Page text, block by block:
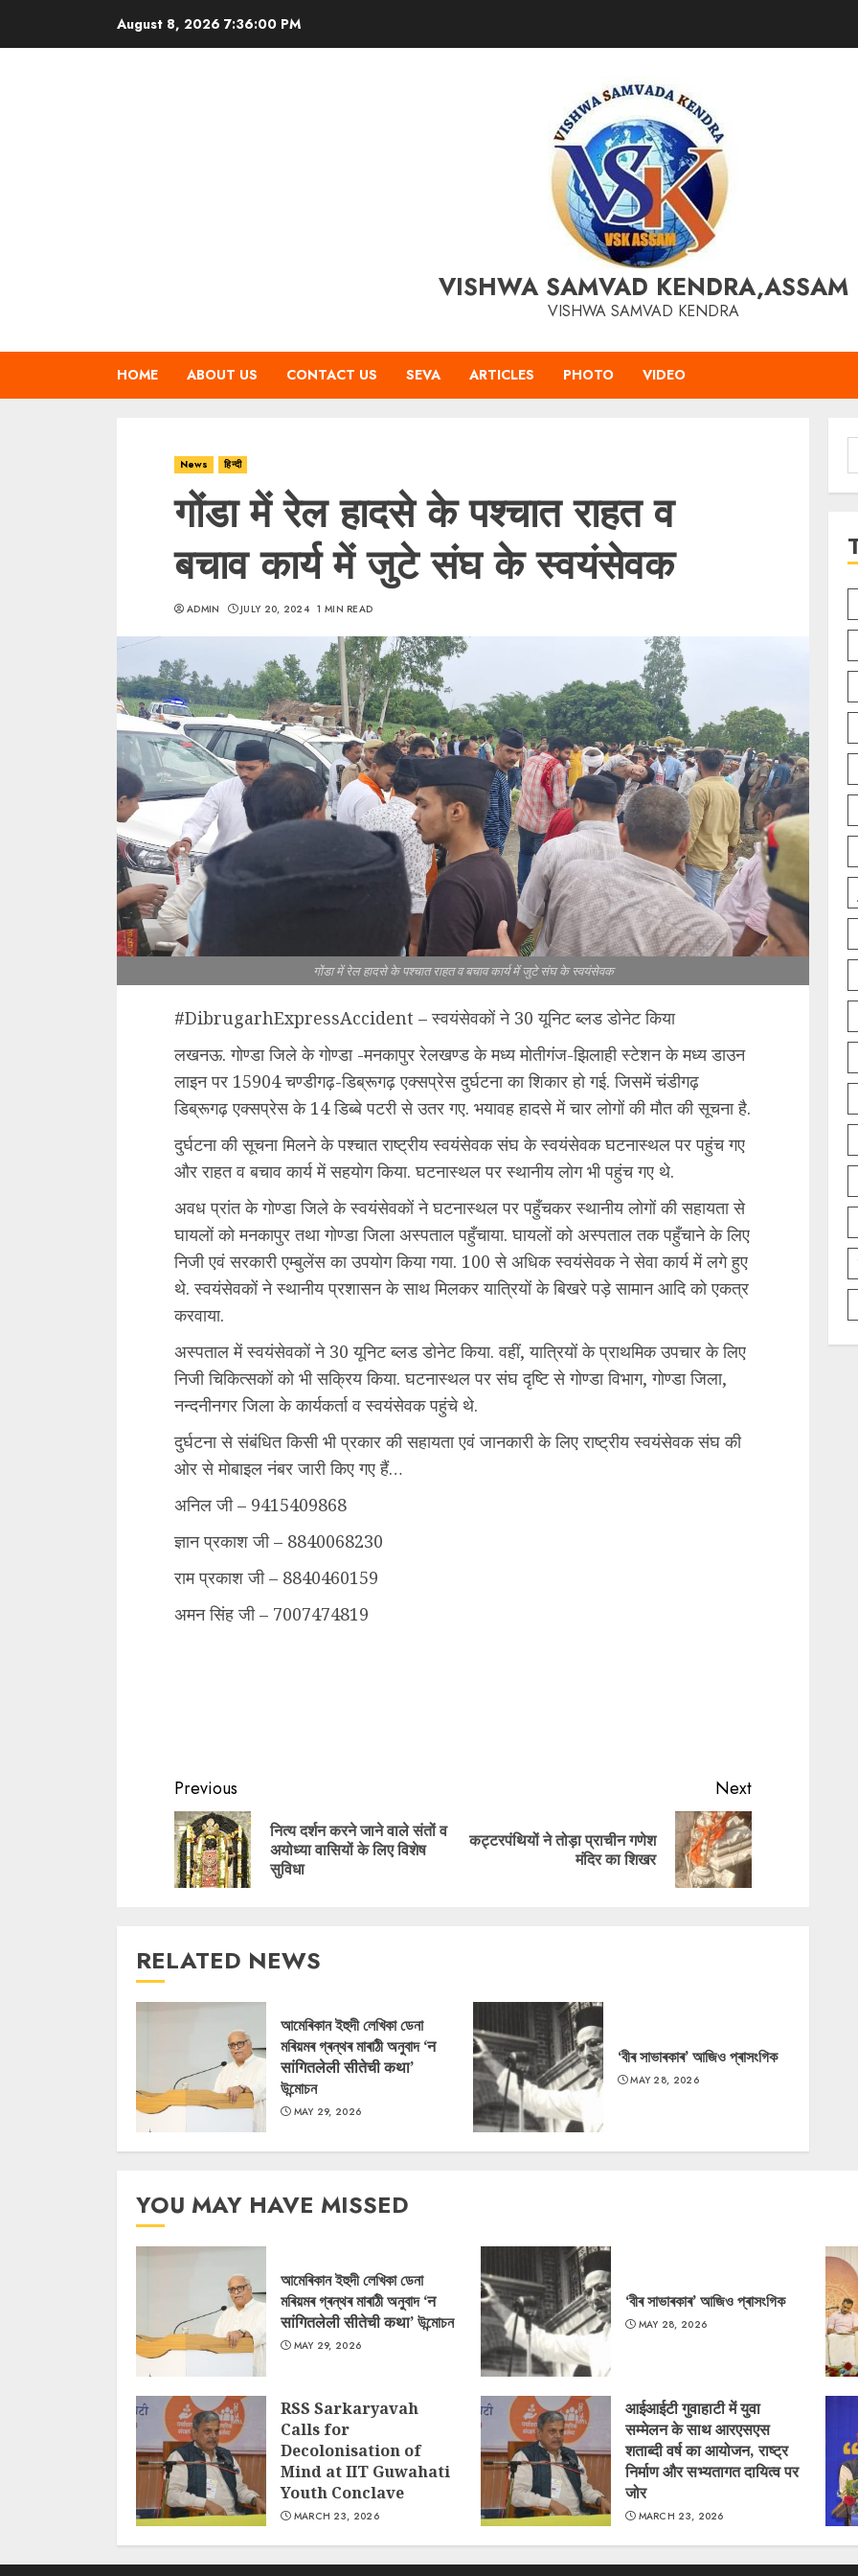
August 8, 2026 7:36:00 PM
VISHWA SAMVAD KENDRA,ASSAM
VISHWA SAMVAD KENDRA
HOME ABOUT US CONTACT US SEVA ARTICLES PHOTO VIDEO
News हिन्दी
गोंडा में रेल हादसे के पश्चात राहत व
बचाव कार्य में जुटे संघ के स्वयंसेवक
ADMIN JULY 20, 2024 1 MIN READ
गोंडा में रेल हादसे के पश्चात राहत व बचाव कार्य में जुटे संघ के स्वयंसेवक
#DibrugarhExpressAccident – स्‍वयंसेवकों ने 30 यूनिट ब्लड डोनेट किया
लखनऊ. गोण्डा जिले के गोण्डा -मनकापुर रेलखण्ड के मध्‍य मोतीगंज-झिलाही स्टेशन के मध्य डाउन
लाइन पर 15904 चण्डीगढ़-डिब्रूगढ़ एक्सप्रेस दुर्घटना का शिकार हो गई. जिसमें चंडीगढ़
डिब्रूगढ़ एक्सप्रेस के 14 डिब्बे पटरी से उतर गए. भयावह हादसे में चार लोगों की मौत की सूचना है.
दुर्घटना की सूचना मिलने के पश्चात राष्ट्रीय स्वयंसेवक संघ के स्वयंसेवक घटनास्थल पर पहुंच गए
और राहत व बचाव कार्य में सहयोग किया. घटनास्थल पर स्थानीय लोग भी पहुंच गए थे.
अवध प्रांत के गोण्डा जिले के स्वयंसेवकों ने घटनास्थल पर पहुँचकर स्थानीय लोगों की सहायता से
घायलों को मनकापुर तथा गोण्डा जिला अस्पताल पहुँचाया. घायलों को अस्‍पताल तक पहुँचाने के लिए
निजी एवं सरकारी एम्‍बुलेंस का उपयोग किया गया. 100 से अधिक स्वयंसेवक ने सेवा कार्य में लगे हुए
थे. स्वयंसेवकों ने स्थानीय प्रशासन के साथ मिलकर यात्रियों के बिखरे पड़े सामान आदि को एकत्र
करवाया.
अस्पताल में स्वयंसेवकों ने 30 यूनिट ब्लड डोनेट किया. वहीं, यात्रियों के प्राथमिक उपचार के लिए
निजी चिकित्‍सकों को भी सक्रिय किया. घटनास्थल पर संघ दृष्टि से गोण्डा विभाग, गोण्डा जिला,
नन्दनीनगर जिला के कार्यकर्ता व स्वयंसेवक पहुंचे थे.
दुर्घटना से संबंधित किसी भी प्रकार की सहायता एवं जानकारी के लिए राष्ट्रीय स्वयंसेवक संघ की
ओर से मोबाइल नंबर जारी किए गए हैं…
अनिल जी – 9415409868
ज्ञान प्रकाश जी – 8840068230
राम प्रकाश जी – 8840460159
अमन सिंह जी – 7007474819
Continue
Reading
Previous
Previous
नित्य दर्शन करने जाने वाले संतों व
अयोध्या वासियों के लिए विशेष
सुविधा
Next
Next
कट्टरपंथियों ने तोड़ा प्राचीन गणेश
मंदिर का शिखर
RELATED NEWS
আমেৰিকান ইহুদী লেখিকা ডেনা
মৰিয়মৰ গ্ৰন্থৰ মাৰাঠী অনুবাদ ‘न
सांगितलेली सीतेची कथा’
উন্মোচন
MAY 29, 2026
‘বীৰ সাভাৰকাৰ’ আজিও প্ৰাসংগিক
MAY 28, 2026
YOU MAY HAVE MISSED
আমেৰিকান ইহুদী লেখিকা ডেনা
মৰিয়মৰ গ্ৰন্থৰ মাৰাঠী অনুবাদ ‘न
सांगितलेली सीतेची कथा’ উন্মোচন
MAY 29, 2026
‘বীৰ সাভাৰকাৰ’ আজিও প্ৰাসংগিক
MAY 28, 2026
RSS Sarkaryavah
Calls for
Decolonisation of
Mind at IIT Guwahati
Youth Conclave
MARCH 23, 2026
आईआईटी गुवाहाटी में युवा
सम्मेलन के साथ आरएसएस
शताब्दी वर्ष का आयोजन, राष्ट्र
निर्माण और सभ्यतागत दायित्व पर
जोर
MARCH 23, 2026